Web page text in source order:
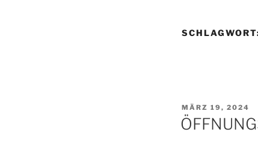
VERÖFFENTLICHT
AM
MÄRZ 19, 2024